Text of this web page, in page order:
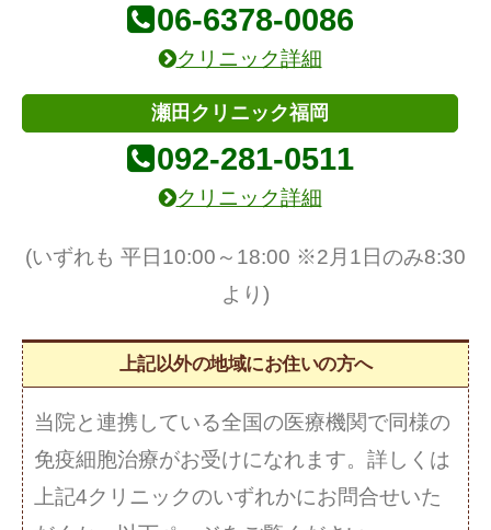
06-6378-0086
クリニック詳細
瀬田クリニック福岡
092-281-0511
クリニック詳細
(いずれも 平日10:00～18:00 ※2月1日のみ8:30
より)
上記以外の地域にお住いの方へ
当院と連携している全国の医療機関で同様の
免疫細胞治療がお受けになれます。詳しくは
上記4クリニックのいずれかにお問合せいた